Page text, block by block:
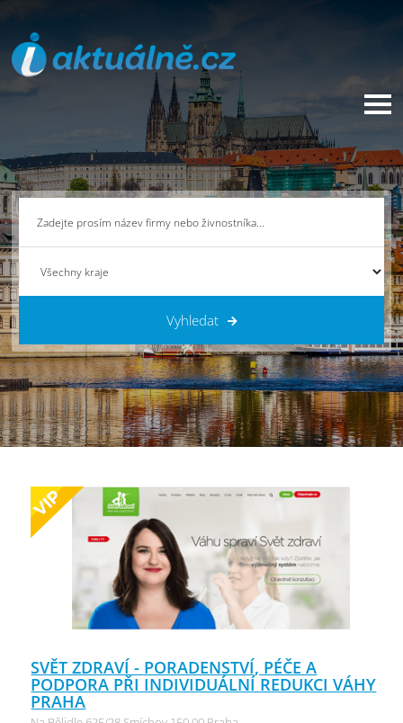
Vyhledat
SVĚT ZDRAVÍ - PORADENSTVÍ, PÉČE A
PODPORA PŘI INDIVIDUÁLNÍ REDUKCI VÁHY
PRAHA